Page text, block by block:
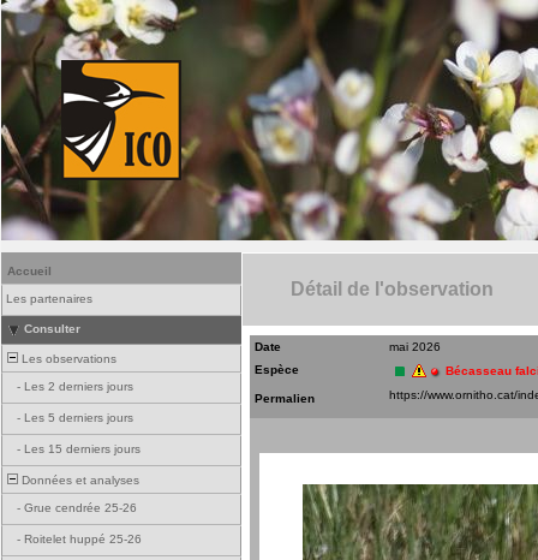
Accueil
Les partenaires
Consulter
Les observations
- Les 2 derniers jours
- Les 5 derniers jours
- Les 15 derniers jours
Données et analyses
- Grue cendrée 25-26
- Roitelet huppé 25-26
Détail de l'observation
Date
mai 2026
Espèce
Bécasseau
Permalien